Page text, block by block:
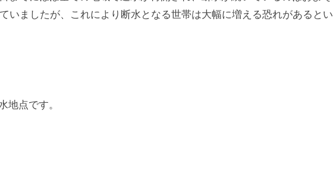
いましたが、これにより断水となる世帯は大幅に増える恐れがあるとい
地点です。